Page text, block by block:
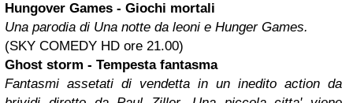
Hungover Games - Giochi mortali
Una parodia di Una notte da leoni e Hunger Games.
(SKY COMEDY HD ore 21.00)
Ghost storm - Tempesta fantasma
Fantasmi assetati di vendetta in un inedito action da